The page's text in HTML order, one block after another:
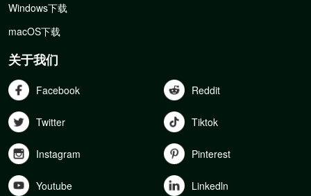
Windows下载
macOS下载
关于我们
Facebook Reddit
Twitter Tiktok
Instagram Pinterest
Youtube Linkedln